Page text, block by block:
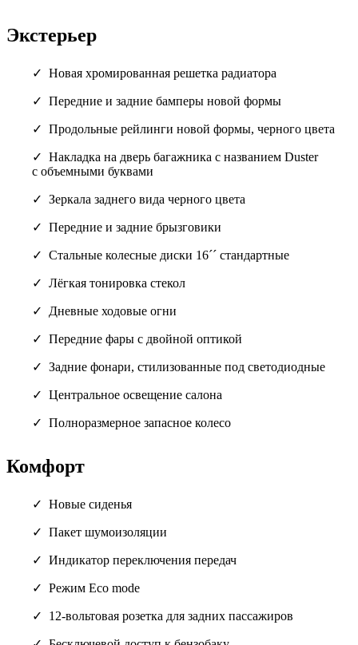
Экстерьер
Новая хромированная решетка радиатора
Передние и задние бамперы новой формы
Продольные рейлинги новой формы, черного цвета
Накладка на дверь багажника с названием Duster
с объемными буквами
Зеркала заднего вида черного цвета
Передние и задние брызговики
Стальные колесные диски 16´´ стандартные
Лёгкая тонировка стекол
Дневные ходовые огни
Передние фары с двойной оптикой
Задние фонари, стилизованные под светодиодные
Центральное освещение салона
Полноразмерное запасное колесо
Комфорт
Новые сиденья
Пакет шумоизоляции
Индикатор переключения передач
Режим Eco mode
12-вольтовая розетка для задних пассажиров